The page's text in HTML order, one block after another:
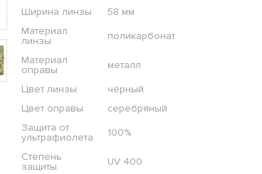
Ширина линзы
58 мм
Материал
линзы
поликарбонат
Материал
оправы
металл
Цвет линзы
чёрный
Цвет оправы
серебряный
Защита от
ультрафиолета
100%
Степень
защиты
UV 400